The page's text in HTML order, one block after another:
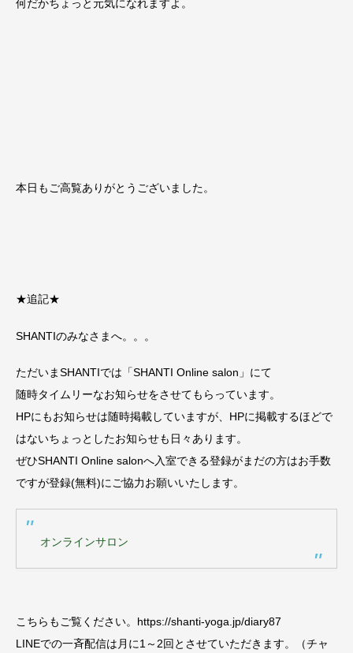
何だかちょっと元気になれますよ。
本日もご高覧ありがとうございました。
★追記★
SHANTIのみなさまへ。。。
ただいまSHANTIでは「SHANTI Online salon」にて
随時タイムリーなお知らせをさせてもらっています。
HPにもお知らせは随時掲載していますが、HPに掲載するほどで
はないちょっとしたお知らせも日々あります。
ぜひSHANTI Online salonへ入室できる登録がまだの方はお手数
ですが登録(無料)にご協力お願いいたします。
オンラインサロン
こちらもご覧ください。https://shanti-yoga.jp/diary87
LINEでの一斉配信は月に1～2回とさせていただきます。（チャ